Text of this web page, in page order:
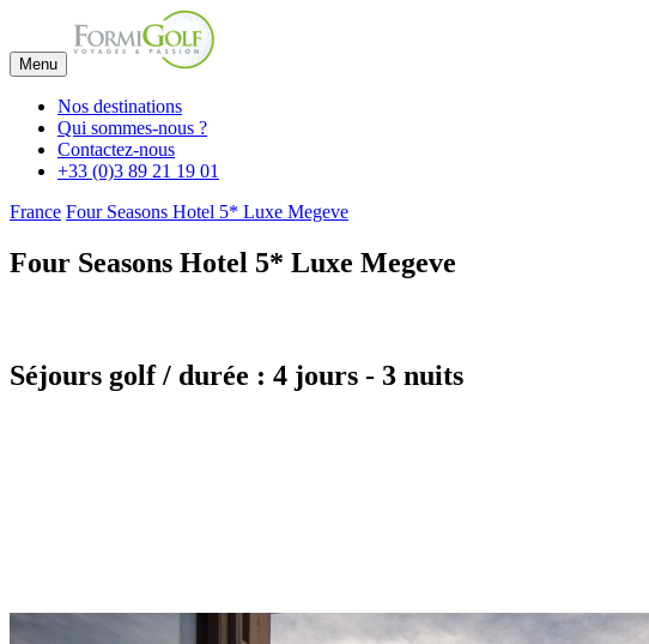
Menu
Nos destinations
Qui sommes-nous ?
Contactez-nous
+33 (0)3 89 21 19 01
France Four Seasons Hotel 5* Luxe Megeve
Four Seasons Hotel 5* Luxe Megeve
Séjours golf / durée : 4 jours - 3 nuits